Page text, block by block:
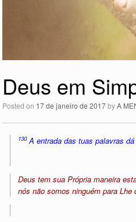
Deus em
Posted on 17 de janeiro de 2017byA
130A entrada das tuas palavras
Deus tem sua Própria maneira
nós não somos ninguém para